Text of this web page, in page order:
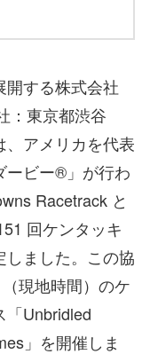
する株式会社
：東京都渋谷
アメリカを代表
ービー®」が行わ
Racetrack と
回ケンタッキ
ました。この協
現地時間）のケ
「Unbridled
」を開催しま